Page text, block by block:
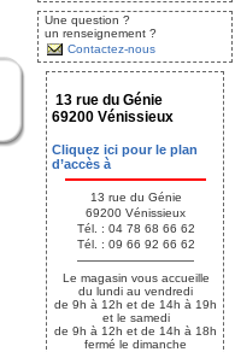
Une question ?
un renseignement ?
Contactez-nous
13 rue du Génie
69200 Vénissieux
Cliquez ici pour le plan
d’accès à
13 rue du Génie
69200 Vénissieux
Tél. : 04 78 68 66 62
Tél. : 09 66 92 66 62
Le magasin vous accueille
du lundi au vendredi
de 9h à 12h et de 14h à 19h
et le samedi
de 9h à 12h et de 14h à 18h
fermé le dimanche